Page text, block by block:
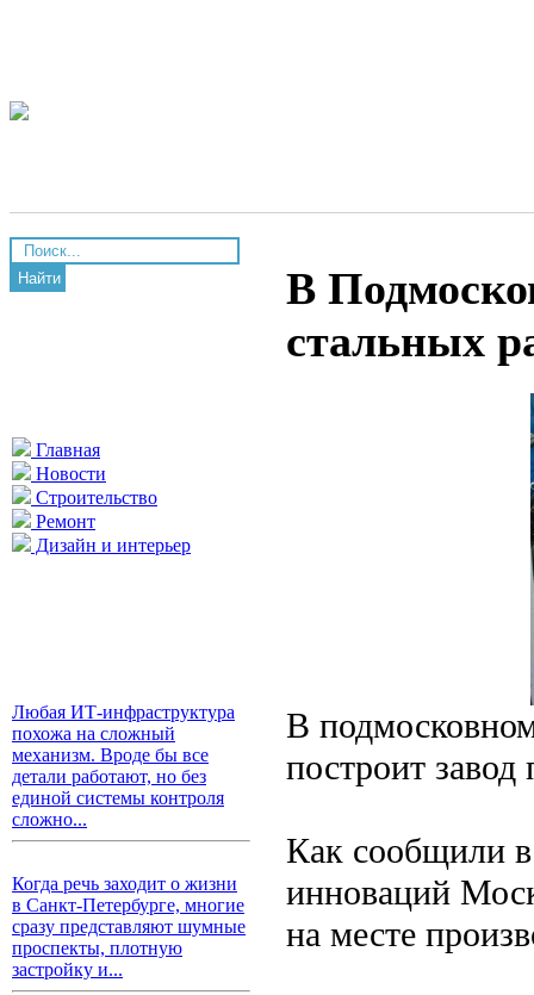
Найти
Главная
Новости
Строительство
Ремонт
Дизайн и интерьер
Любая ИТ-инфраструктура
похожа на сложный
механизм. Вроде бы все
детали работают, но без
единой системы контроля
сложно...
Когда речь заходит о жизни
в Санкт-Петербурге, многие
сразу представляют шумные
проспекты, плотную
застройку и...
В
стальных
В
построит
Как сообщили
инноваций
на месте